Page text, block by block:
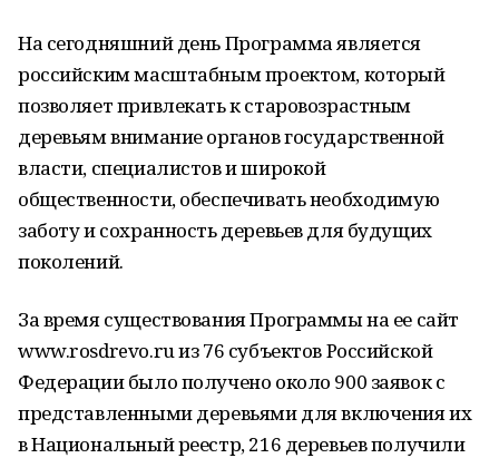
На сегодняшний день Программа является
российским масштабным проектом, который
позволяет привлекать к старовозрастным
деревьям внимание органов государственной
власти, специалистов и широкой
общественности, обеспечивать необходимую
заботу и сохранность деревьев для будущих
поколений.
За время существования Программы на ее сайт
www.rosdrevo.ru из 76 субъектов Российской
Федерации было получено около 900 заявок с
представленными деревьями для включения их
в Национальный реестр, 216 деревьев получили